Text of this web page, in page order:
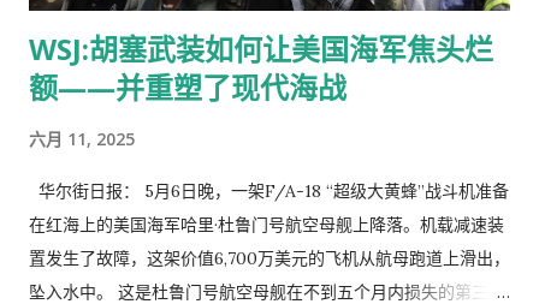
据的计算，从 2020 年到 2023 年，中国至少 60% 的三线、四线
和五线城市的人口减少。 哈佛大学 (Harvard) 经济学教授罗格夫
(Kenneth Rogoff) 表示，这些小城市拥有中国 60% 以上的存量
更多房屋，因为卖地和建房促进了经济增长，也让地方政府的钱
包鼓了起来。 随着中国经济陷入低迷，如何处理过剩房产变得越
来越紧迫。今年 5 月，中国政府公布了一揽子救助计划，其中央
行将为中国的银行提供人民币 3000 亿元的低息贷款，用于向国
有企业贷款，供这些企业用于购买空置房产并将其转为保障性住
WSJ:胡塞武装如何让美国海军焦头烂
额——并重塑了现代海战
六月 11, 2025
华尔街日报： 5月6日晚，一架F/A-18 “超级大黄蜂”战斗机准备
在红海上的美国海军哈里·杜鲁门号航空母舰上降落。机载减速装
置发生了故障，这架价值6,700万美元的飞机从航母跑道上滑出，
坠入水中。 这是杜鲁门号航空母舰在不到五个月内损失的第三架